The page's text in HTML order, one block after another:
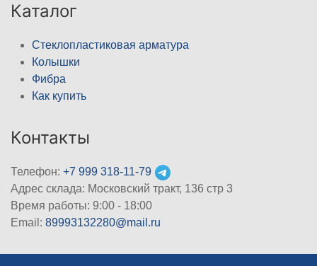
Каталог
Стеклопластиковая арматура
Колышки
Фибра
Как купить
Контакты
Телефон: +7 999 318-11-79
Адрес склада: Московский тракт, 136 стр 3
Время работы: 9:00 - 18:00
Email: 89993132280@mail.ru